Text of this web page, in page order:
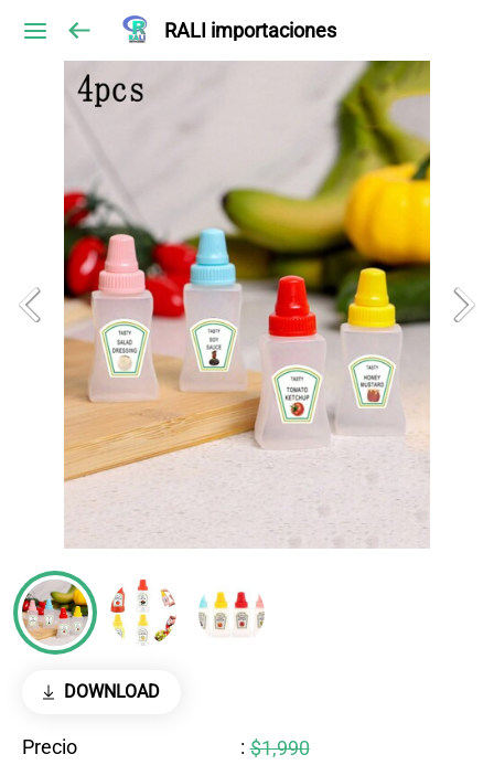
RALI importaciones
DOWNLOAD
Precio : $1,990